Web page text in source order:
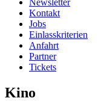
Newsletter
Kontakt
Jobs
Einlasskriterien
Anfahrt
Partner
Tickets
Kino